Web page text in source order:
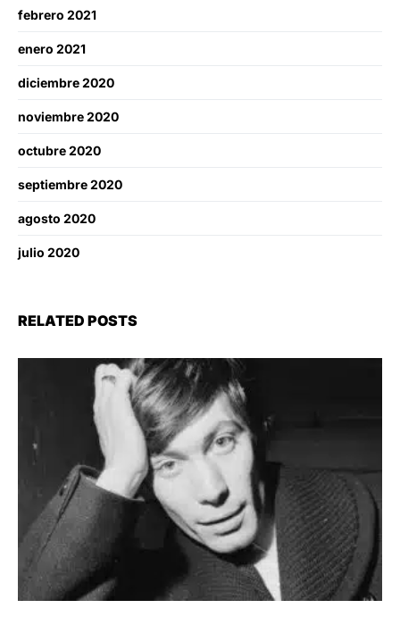
febrero 2021
enero 2021
diciembre 2020
noviembre 2020
octubre 2020
septiembre 2020
agosto 2020
julio 2020
RELATED POSTS